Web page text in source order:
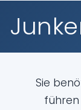
Sie